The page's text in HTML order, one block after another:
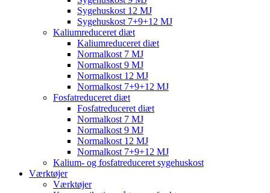
Sygehuskost 12 MJ
Sygehuskost 7+9+12 MJ
Kaliumreduceret diæt
Kaliumreduceret diæt
Normalkost 7 MJ
Normalkost 9 MJ
Normalkost 12 MJ
Normalkost 7+9+12 MJ
Fosfatreduceret diæt
Fosfatreduceret diæt
Normalkost 7 MJ
Normalkost 9 MJ
Normalkost 12 MJ
Normalkost 7+9+12 MJ
Kalium- og fosfatreduceret sygehuskost
Værktøjer
Værktøjer